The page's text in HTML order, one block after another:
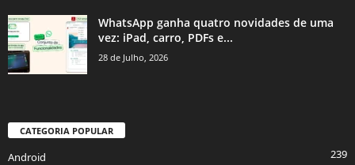
WhatsApp ganha quatro novidades de uma
vez: iPad, carro, PDFs e...
28 de Julho, 2026
CATEGORIA POPULAR
Android 239